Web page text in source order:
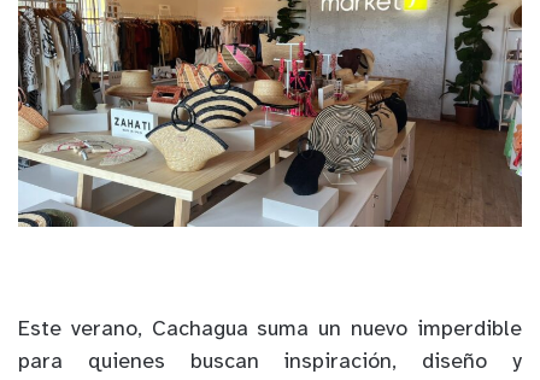
Este verano, Cachagua suma un nuevo imperdible
para quienes buscan inspiración, diseño y